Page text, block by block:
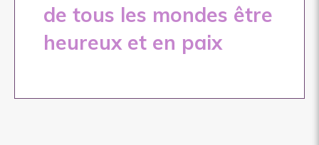
de tous les mondes être
heureux et en paix